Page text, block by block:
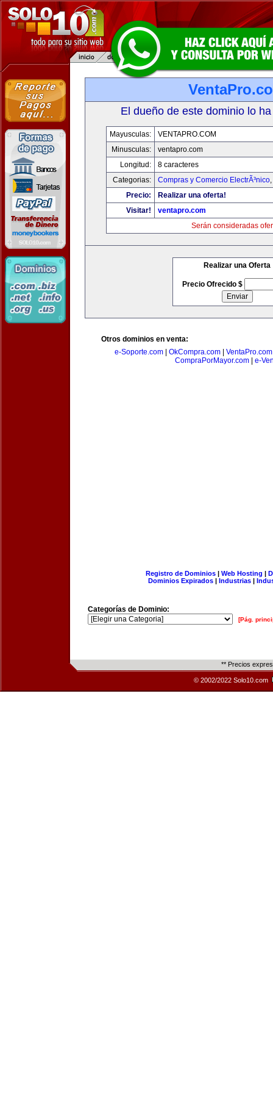
El dueño de este dominio lo
Mayusculas:
VENTAPRO.COM
Minusculas:
ventapro.com
Longitud:
8 caracteres
Categorias:
Compras y Comercio ElectrÃ³nico,
Precio:
Realizar una oferta!
Visitar!
ventapro.com
Serán consideradas
Realizar una Oferta
Precio Ofrecido $
Otros dominios en venta:
e-Soporte.com
OkCompra.com VentaPro.com
CompraPorMayor.com| e-
Registro de Dominios| Web Hosting |
Dominios Expirados | Industrias |
Categorías de Dominio:
[Pág.
** Precios
© 2002/2022 Solo10.com